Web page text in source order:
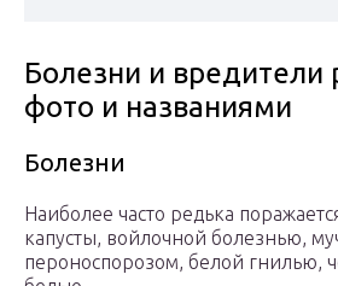
Болезни и вредители
фото и названиями
Болезни
Наиболее часто редька
капусты, войлочной болезнью,
пероноспорозом, белой гнилью,